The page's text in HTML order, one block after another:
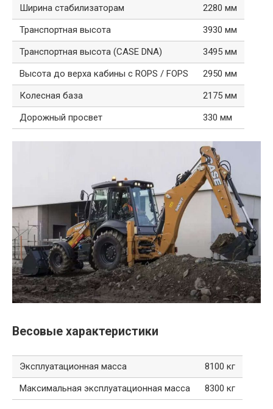
Ширина стабилизаторам
2280 мм
Транспортная высота
3930 мм
Транспортная высота (CASE DNA)
3495 мм
Высота до верха кабины с ROPS / FOPS
2950 мм
Колесная база
2175 мм
Дорожный просвет
330 мм
Весовые характеристики
Эксплуатационная масса
8100 кг
Максимальная эксплуатационная масса
8300 кг